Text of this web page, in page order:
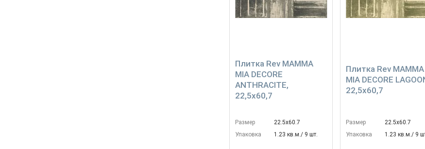
Плитка Rev MAMMA
MIA DECORE
ANTHRACITE,
22,5x60,7
Размер
22.5х60.7
Упаковка
1.23 кв.м./ 9 шт.
Плитка Rev MAMMA
MIA DECORE
22,5x60,7
Размер
22.5х60.7
Упаковка
1.23 кв.м./ 9